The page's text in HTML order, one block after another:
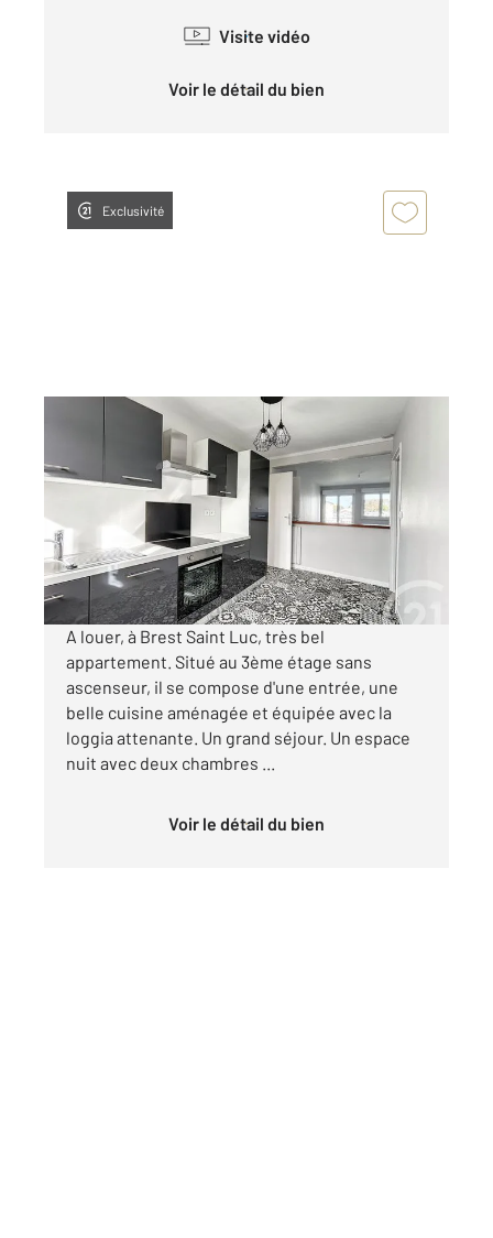
Visite vidéo
Voir le détail du bien
Exclusivité
, 3 pièces
Ref : 7726
Appartement F3 à louer
800 €
par mois charges comprises
A louer, à Brest Saint Luc, très bel
appartement. Situé au 3ème étage sans
ascenseur, il se compose d'une entrée, une
belle cuisine aménagée et équipée avec la
loggia attenante. Un grand séjour. Un espace
nuit avec deux chambres ...
Voir le détail du bien